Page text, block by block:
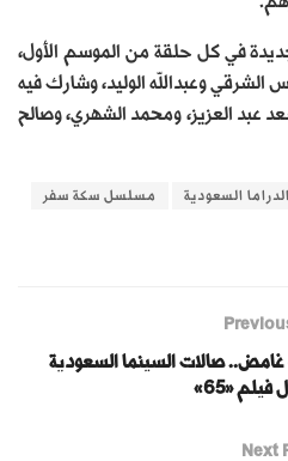
في كل حلقة من الموسم الأول،
وعبدالله الوليد، وشارك فيه
عبد العزيز، ومحمد الشهري، وصالح
الدراما السعودية مسلسل سكة سفر
صالات السينما السعودية
«65»
Next